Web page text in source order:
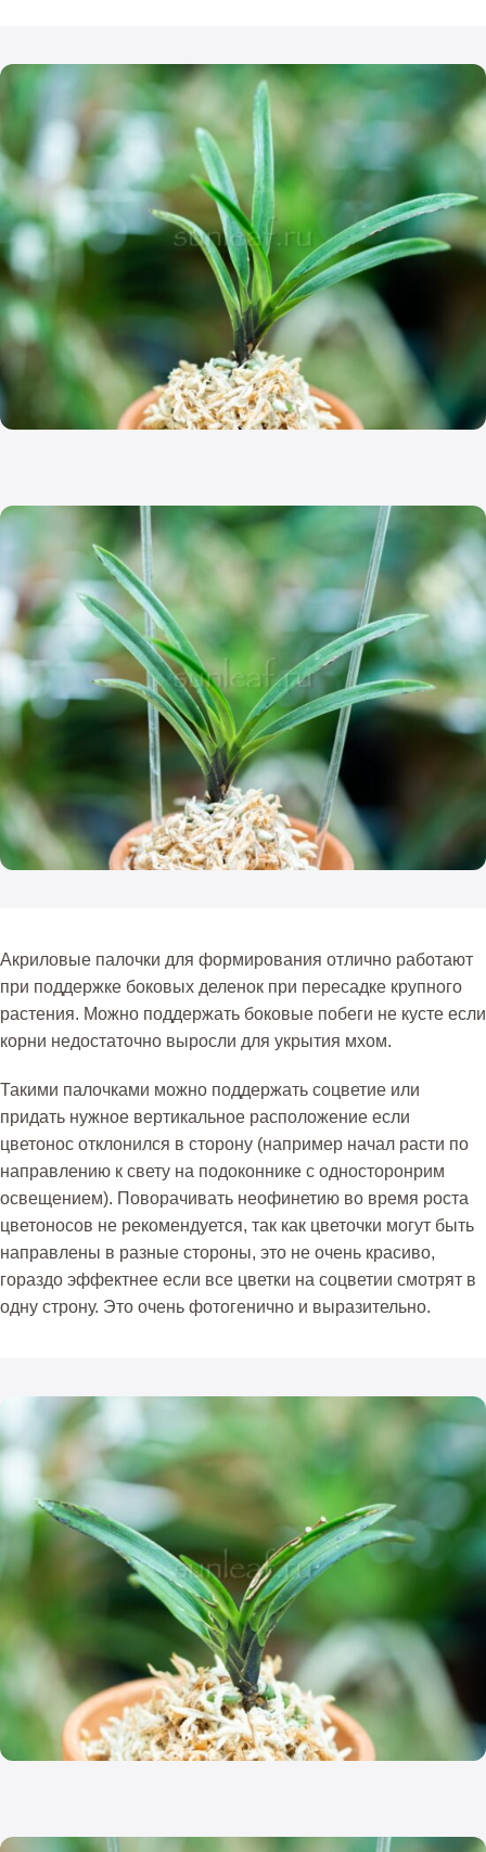
Акриловые палочки для формирования отлично работают
при поддержке боковых деленок при пересадке крупного
растения. Можно поддержать боковые побеги не кусте если
корни недостаточно выросли для укрытия мхом.
Такими палочками можно поддержать соцветие или
придать нужное вертикальное расположение если
цветонос отклонился в сторону (например начал расти по
направлению к свету на подоконнике с односторонрим
освещением). Поворачивать неофинетию во время роста
цветоносов не рекомендуется, так как цветочки могут быть
направлены в разные стороны, это не очень красиво,
гораздо эффектнее если все цветки на соцветии смотрят в
одну строну. Это очень фотогенично и выразительно.